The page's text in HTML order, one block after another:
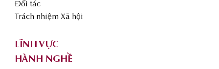
Đối tác
Trách nhiệm Xã hội
LĨNH VỰC
HÀNH NGHỀ